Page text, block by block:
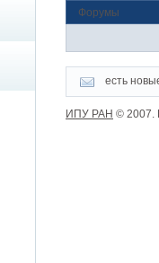
Форумы
есть
ИПУ РАН © 2007.